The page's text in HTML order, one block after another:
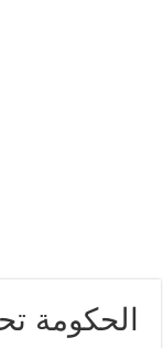
الحكومة